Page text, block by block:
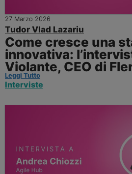
27 Marzo 2026
Tudor Vlad Lazariu
Come cresce una
innovativa:
Violante, CEO di
Leggi Tutto
Interviste